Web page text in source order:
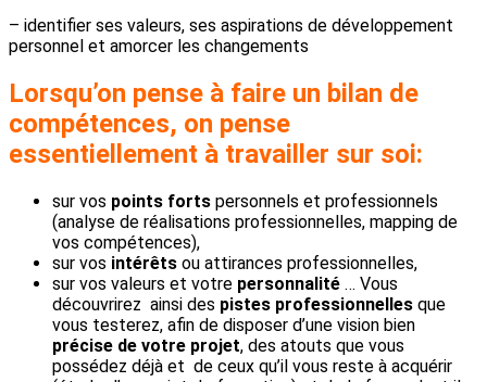
– identifier ses valeurs, ses aspirations de développement
personnel et amorcer les changements
Lorsqu’on pense à faire un bilan de
compétences, on pense
essentiellement à travailler sur soi:
sur vos points forts personnels et professionnels
(analyse de réalisations professionnelles, mapping de
vos compétences),
sur vos intérêts ou attirances professionnelles,
sur vos valeurs et votre personnalité … Vous
découvrirez ainsi des pistes professionnelles que
vous testerez, afin de disposer d’une vision bien
précise de votre projet, des atouts que vous
possédez déjà et de ceux qu’il vous reste à acquérir